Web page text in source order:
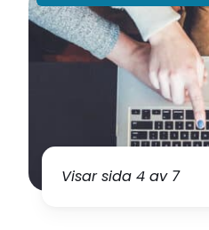
Visar sida 4 av 7